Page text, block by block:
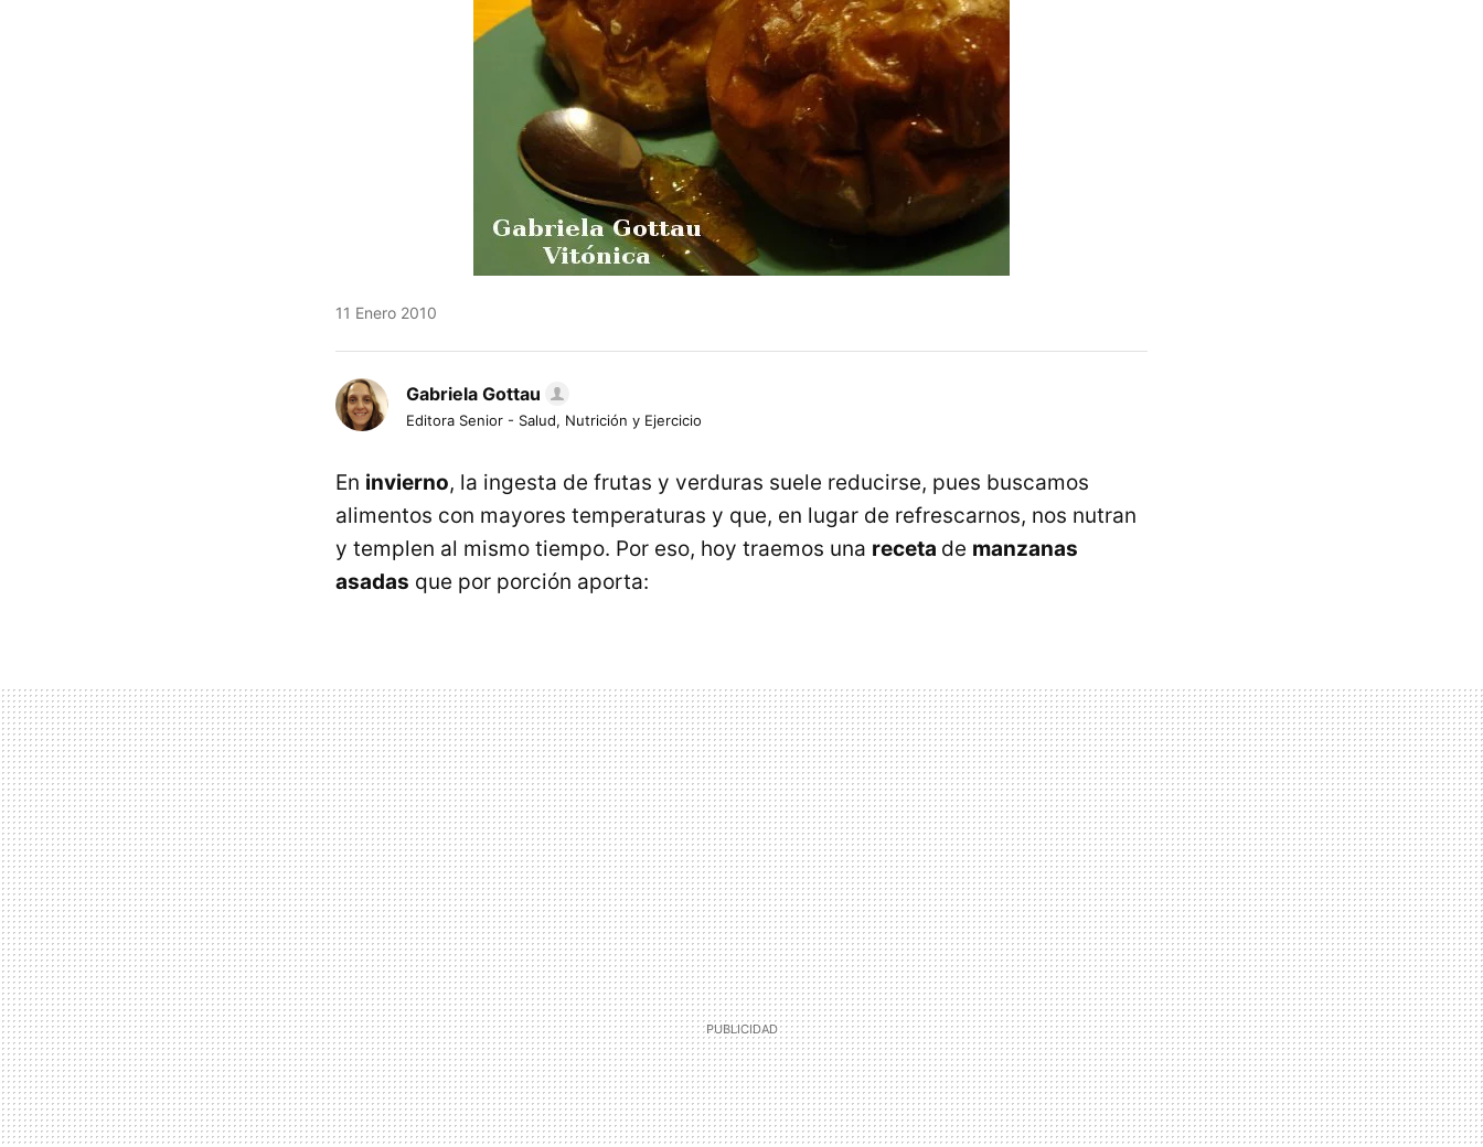
11 Enero 2010
Gabriela Gottau
Editora Senior - Salud, Nutrición y Ejercicio
En invierno, la ingesta de frutas y verduras suele reducirse, pues buscamos
alimentos con mayores temperaturas y que, en lugar de refrescarnos, nos nutran
y templen al mismo tiempo. Por eso, hoy traemos una receta de manzanas
asadas que por porción aporta: